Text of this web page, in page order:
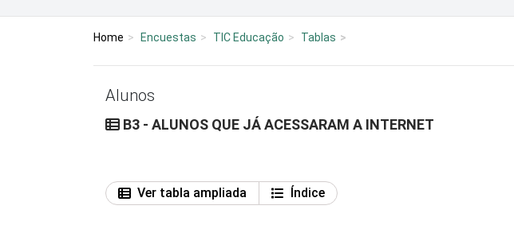
Home Encuestas TIC Educação Tablas
Alunos
B3 - ALUNOS QUE JÁ ACESSARAM A INTERNET
Ver tabla ampliada
Índice